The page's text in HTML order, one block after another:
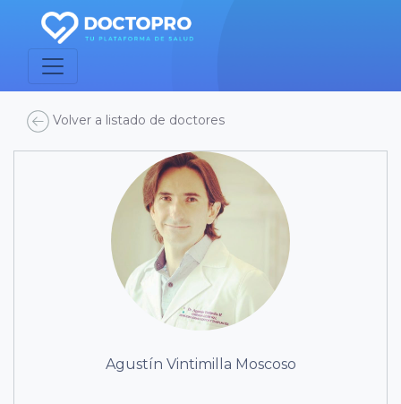
Volver a listado de doctores
Agustín Vintimilla Moscoso